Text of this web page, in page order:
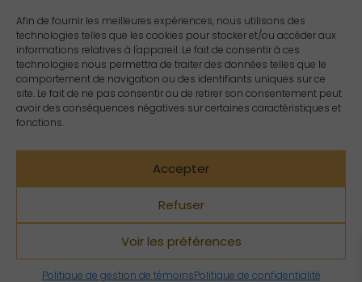
Afin de fournir les meilleures expériences, nous utilisons des
technologies telles que les cookies pour stocker et/ou accéder aux
informations relatives à l'appareil. Le fait de consentir à ces
technologies nous permettra de traiter des données telles que le
comportement de navigation ou des identifiants uniques sur ce
site. Le fait de ne pas consentir ou de retirer son consentement peut
avoir des conséquences négatives sur certaines caractéristiques et
fonctions.
Accepter
Refuser
Voir les préférences
Politique de gestion de témoinsPolitique de confidentialité
Propriétés
Arômes
Zodiacs
Copyright Crystal Dreams® 2023. Tous droits réservés.